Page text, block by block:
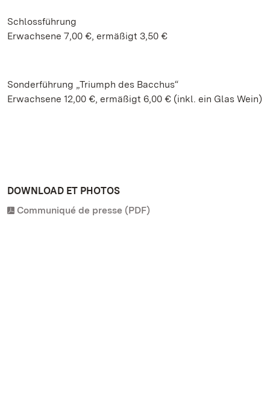
Schlossführung
Erwachsene 7,00 €, ermäßigt 3,50 €
Sonderführung „Triumph des Bacchus“
Erwachsene 12,00 €, ermäßigt 6,00 € (inkl. ein Glas Wein)
DOWNLOAD ET PHOTOS
Communiqué de presse (PDF)